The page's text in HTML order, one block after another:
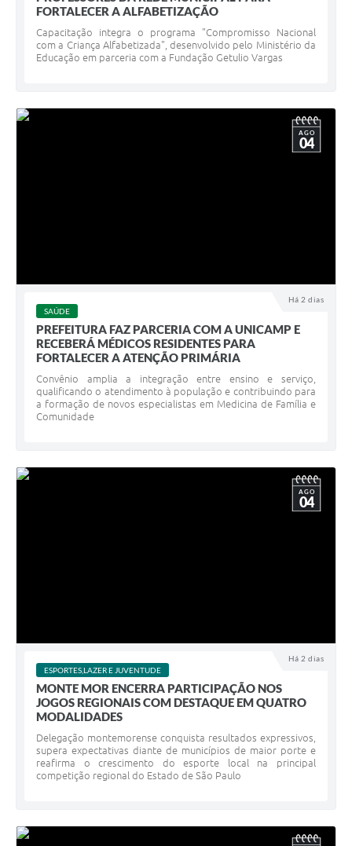
FORTALECER A ALFABETIZAÇÃO
Capacitação integra o programa "Compromisso Nacional
com a Criança Alfabetizada", desenvolvido pelo Ministério da
Educação em parceria com a Fundação Getulio Vargas
Há 2 dias
AGO
04
SAÚDE
PREFEITURA FAZ PARCERIA COM A UNICAMP E
RECEBERÁ MÉDICOS RESIDENTES PARA
FORTALECER A ATENÇÃO PRIMÁRIA
Convênio amplia a integração entre ensino e serviço,
qualificando o atendimento à população e contribuindo para
a formação de novos especialistas em Medicina de Família e
Comunidade
Há 2 dias
AGO
04
ESPORTES,LAZER E JUVENTUDE
MONTE MOR ENCERRA PARTICIPAÇÃO NOS
JOGOS REGIONAIS COM DESTAQUE EM QUATRO
MODALIDADES ​
Delegação montemorense conquista resultados expressivos,
supera expectativas diante de municípios de maior porte e
reafirma o crescimento do esporte local na principal
competição regional do Estado de São Paulo